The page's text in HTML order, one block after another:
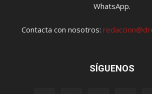
WhatsApp.
Contacta con nosotros:
SÍGUENOS